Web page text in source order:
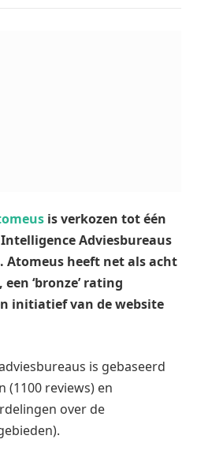
is verkozen tot één
Adviesbureaus
Atomeus heeft net als acht
‘bronze’ rating
initiatief van de website
is gebaseerd
(1100 reviews) en
over de